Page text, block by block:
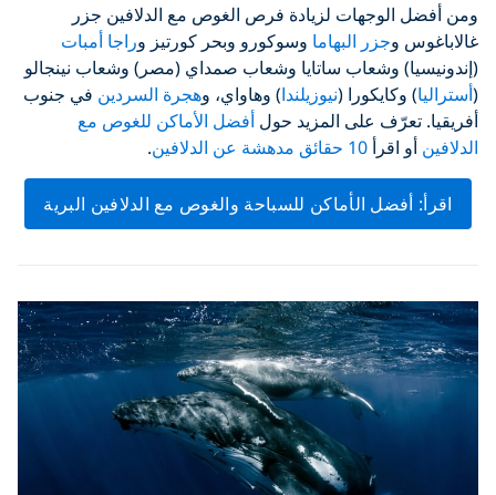
ومن أفضل الوجهات لزيادة فرص الغوص مع الدلافين جزر
غالاباغوس وجزر البهاما وسوكورو وبحر كورتيز وراجا أمبات
(إندونيسيا) وشعاب ساتايا وشعاب صمداي (مصر) وشعاب نينجالو
(أستراليا) وكايكورا (نيوزيلندا) وهاواي، وهجرة السردين في جنوب
أفريقيا. تعرّف على المزيد حول أفضل الأماكن للغوص مع
الدلافين أو اقرأ 10 حقائق مدهشة عن الدلافين .
اقرأ: أفضل الأماكن للسباحة والغوص مع الدلافين البرية